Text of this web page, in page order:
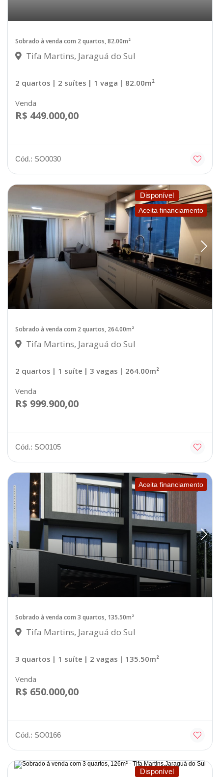
Sobrado à venda com 2 quartos, 82.00m²
Tifa Martins, Jaraguá do Sul
2 quartos | 2 suítes | 1 vaga | 82.00m²
Venda
R$ 449.000,00
Cód.: SO0030
Disponível
Aceita financiamento
Sobrado à venda com 2 quartos, 264.00m²
Tifa Martins, Jaraguá do Sul
2 quartos | 1 suíte | 3 vagas | 264.00m²
Venda
R$ 999.900,00
Cód.: SO0105
Aceita financiamento
Sobrado à venda com 3 quartos, 135.50m²
Tifa Martins, Jaraguá do Sul
3 quartos | 1 suíte | 2 vagas | 135.50m²
Venda
R$ 650.000,00
Cód.: SO0166
Disponível